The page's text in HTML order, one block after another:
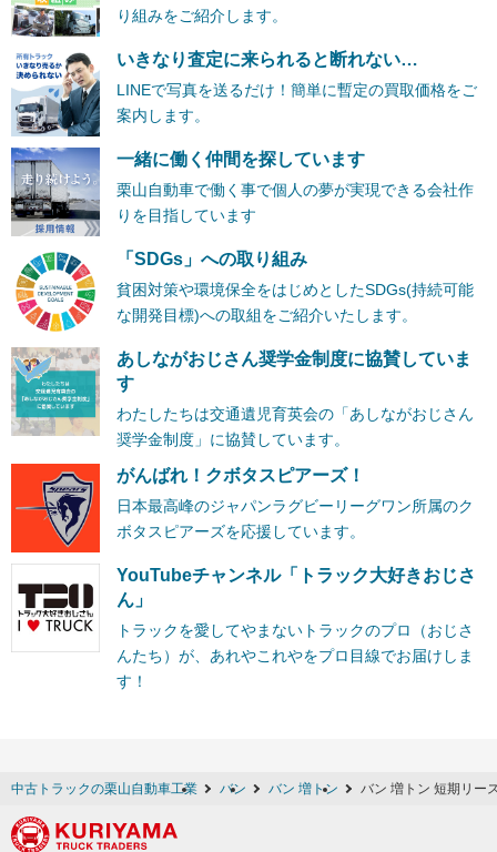
り組みをご紹介します。
いきなり査定に来られると断れない…
LINEで写真を送るだけ！簡単に暫定の買取価格をご
案内します。
一緒に働く仲間を探しています
栗山自動車で働く事で個人の夢が実現できる会社作
りを目指しています
「SDGs」への取り組み
貧困対策や環境保全をはじめとしたSDGs(持続可能
な開発目標)への取組をご紹介いたします。
あしながおじさん奨学金制度に協賛していま
す
わたしたちは交通遺児育英会の「あしながおじさん
奨学金制度」に協賛しています。
がんばれ！クボタスピアーズ！
日本最高峰のジャパンラグビーリーグワン所属のク
ボタスピアーズを応援しています。
YouTubeチャンネル「トラック大好きおじさ
ん」
トラックを愛してやまないトラックのプロ（おじさ
んたち）が、あれやこれやをプロ目線でお届けしま
す！
中古トラックの栗山自動車工業 バン バン 増トン バン 増トン 短期リー